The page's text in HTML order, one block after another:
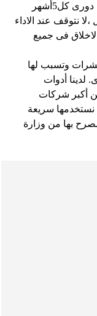
الكشف الصحى على العمال وبشكل دورى كل5أشهر
نتوقف عند الاداء
فى جميع
وتسبب لها
لدينا أدوات
أكبر شركات
نستخدمها سريعة
بها من وزارة